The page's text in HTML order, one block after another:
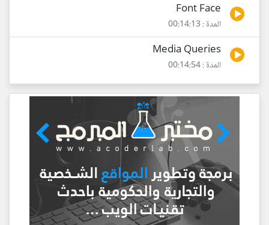
Font Face
المدة : 00:14:13
Media Queries
المدة : 00:14:54